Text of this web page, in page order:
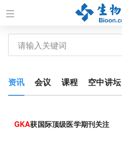
资讯 会议 课程 空中讲坛
GKA获国际顶级医学期刊关注